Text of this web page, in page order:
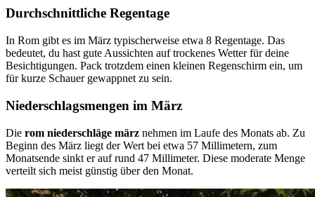
Durchschnittliche Regentage
In Rom gibt es im März typischerweise etwa 8 Regentage. Das
bedeutet, du hast gute Aussichten auf trockenes Wetter für deine
Besichtigungen. Pack trotzdem einen kleinen Regenschirm ein, um
für kurze Schauer gewappnet zu sein.
Niederschlagsmengen im März
Die rom niederschläge märz nehmen im Laufe des Monats ab. Zu
Beginn des März liegt der Wert bei etwa 57 Millimetern, zum
Monatsende sinkt er auf rund 47 Millimeter. Diese moderate Menge
verteilt sich meist günstig über den Monat.